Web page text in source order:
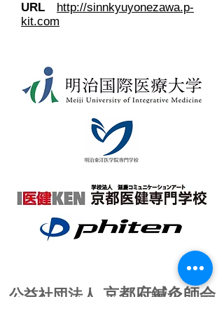
URL http://sinnkyuyonezawa.p-
kit.com
公益社団法人 京都府鍼灸師会